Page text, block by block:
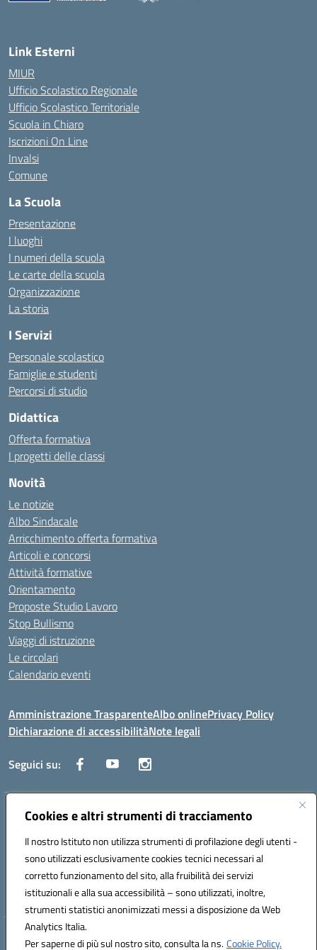
Cookies e altri strumenti di tracciamento
Il nostro Istituto non utilizza strumenti di profilazione degli utenti -
sono utilizzati esclusivamente cookies tecnici necessari al
corretto funzionamento del sito, alla fruibilità dei servizi
istituzionali e alla sua accessibilità – sono utilizzati, inoltre,
strumenti statistici anonimizzati messi a disposizione da Web
Analytics Italia.
Per saperne di più sul nostro sito, consulta la ns.Cookie Policy.
Link Esterni
MIUR
Ufficio Scolastico Regionale
Ufficio Scolastico Territoriale
Scuola in Chiaro
Iscrizioni On Line
Invalsi
Comune
La Scuola
Presentazione
I luoghi
I numeri della scuola
Le carte della scuola
Organizzazione
La storia
I Servizi
Personale scolastico
Famiglie e studenti
Percorsi di studio
Didattica
Offerta formativa
I progetti delle classi
Novità
Le notizie
Albo Sindacale
Arricchimento offerta formativa
Articoli e concorsi
Attività formative
Orientamento
Proposte Studio Lavoro
Stop Bullismo
Viaggi di istruzione
Le circolari
Calendario eventi
Amministrazione TrasparenteAlbo onlinePrivacy Policy
Dichiarazione di accessibilitàNote legali
Seguici su:
Indirizzo:Corso Fornari, 1 - 70056 Molfetta
Posta elettronica certificata (PEC):BARH04000D@pec.istruzione.it
Codice fiscale: 93249230728
Codice meccanografico: BARH04000D
Hosting & Powered by 3D Solution S.r.l.